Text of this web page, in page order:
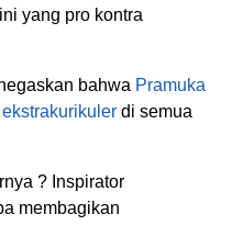
yang pro kontra
bahwa Pramuka
ekstrakurikuler di semua
? Inspirator
membagikan